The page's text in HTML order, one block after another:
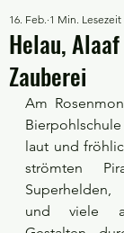
Helau,
Zauberei
16. Feb. 1 Min. Lesezeit
Am
laut und
strömten
Superhelden,
und viele